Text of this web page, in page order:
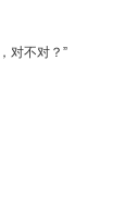
对不对？”